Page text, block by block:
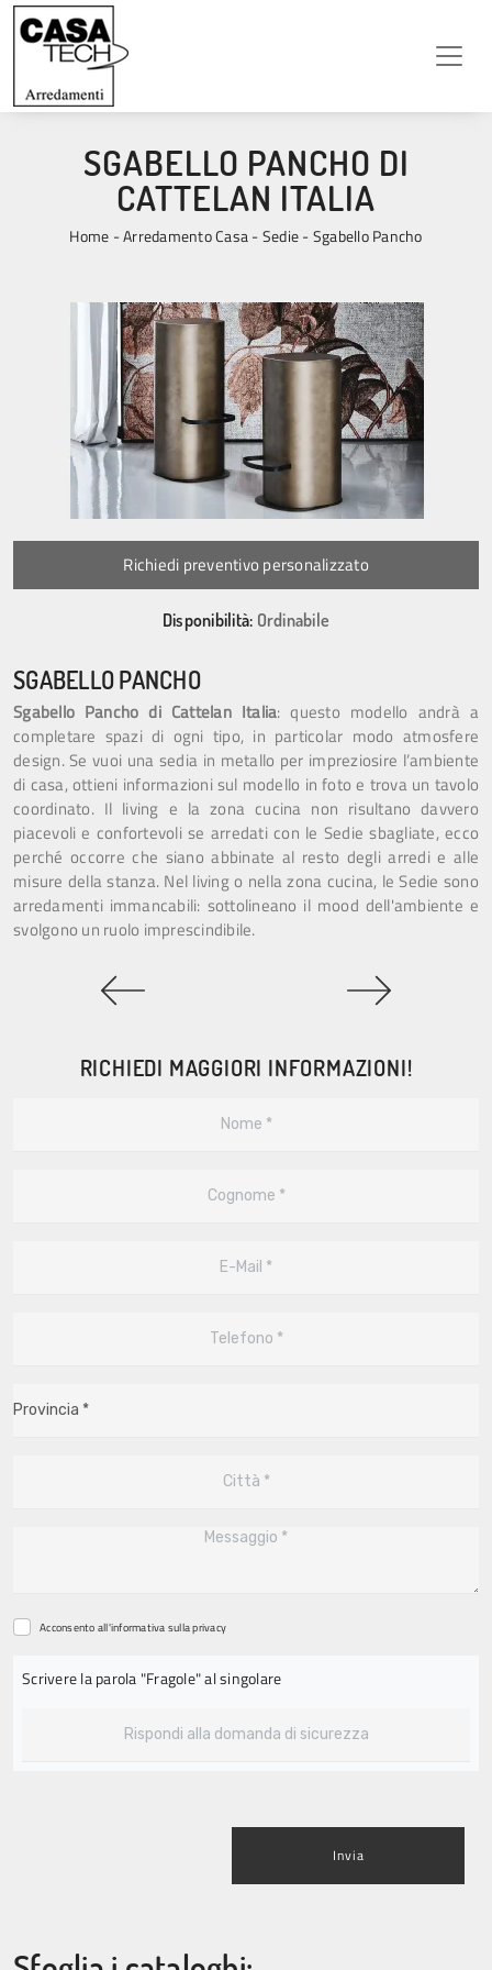
SGABELLO PANCHO DI
CATTELAN ITALIA
Home -Arredamento Casa-Sedie-Sgabello Pancho
Richiedi preventivo personalizzato
Disponibilità: Ordinabile
SGABELLO PANCHO
Sgabello Pancho di Cattelan Italia: questo modello andrà a
completare spazi di ogni tipo, in particolar modo atmosfere
design. Se vuoi una sedia in metallo per impreziosire l’ambiente
di casa, ottieni informazioni sul modello in foto e trova un tavolo
coordinato. Il living e la zona cucina non risultano davvero
piacevoli e confortevoli se arredati con le Sedie sbagliate, ecco
perché occorre che siano abbinate al resto degli arredi e alle
misure della stanza. Nel living o nella zona cucina, le Sedie sono
arredamenti immancabili: sottolineano il mood dell'ambiente e
svolgono un ruolo imprescindibile.
RICHIEDI MAGGIORI INFORMAZIONI!
Acconsento all'informativa sullaprivacy
Scrivere la parola "Fragole" al singolare
Invia